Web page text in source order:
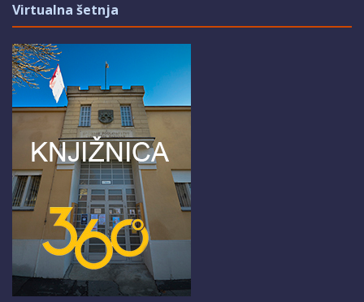
Virtualna šetnja